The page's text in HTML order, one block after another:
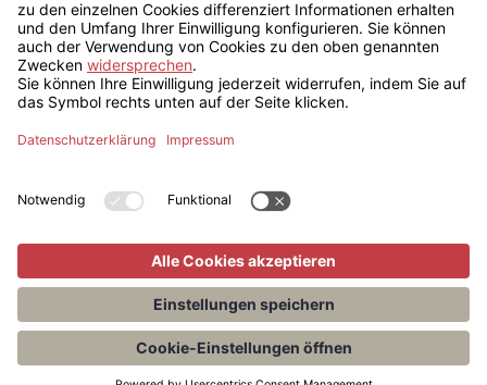
Telekommunikationsrecht
Energierecht
Reihe Beck im dtv
Mitglied Redaktion Beck aktuell
Teilen
DatenschutzÜber unsImpressum